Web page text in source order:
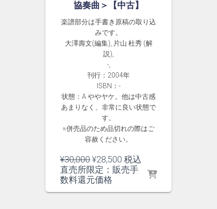
協奏曲＞【中古】
楽譜部分は手書き原稿の取り込
みです。
大澤壽文(編集), 片山 杜秀 (解
説),
-,
刊行：2004年
ISBN：-
状態：A ややヤケ。他は中古感
あまりなく、非常に良い状態で
す。
※併売品のため品切れの際はご
容赦ください。
¥30,000元
の
価
¥28,500 現
在
税込
直売所限定：販売手
数料還元価格